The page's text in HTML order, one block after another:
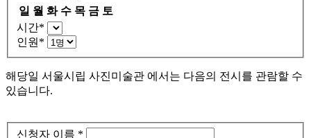
일 월 화 수 목 금 토
시간*
인원*
해당일 서울시립 사진미술관 에서는 다음의 전시를 관람할 수
있습니다.
신청자 이름 *